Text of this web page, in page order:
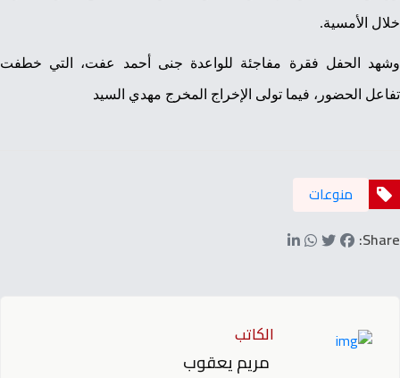
خلال الأمسية.
وشهد الحفل فقرة مفاجئة للواعدة جنى أحمد عفت، التي خطفت
تفاعل الحضور، فيما تولى الإخراج المخرج مهدي السيد
منوعات
Share:
الكاتب
مريم يعقوب